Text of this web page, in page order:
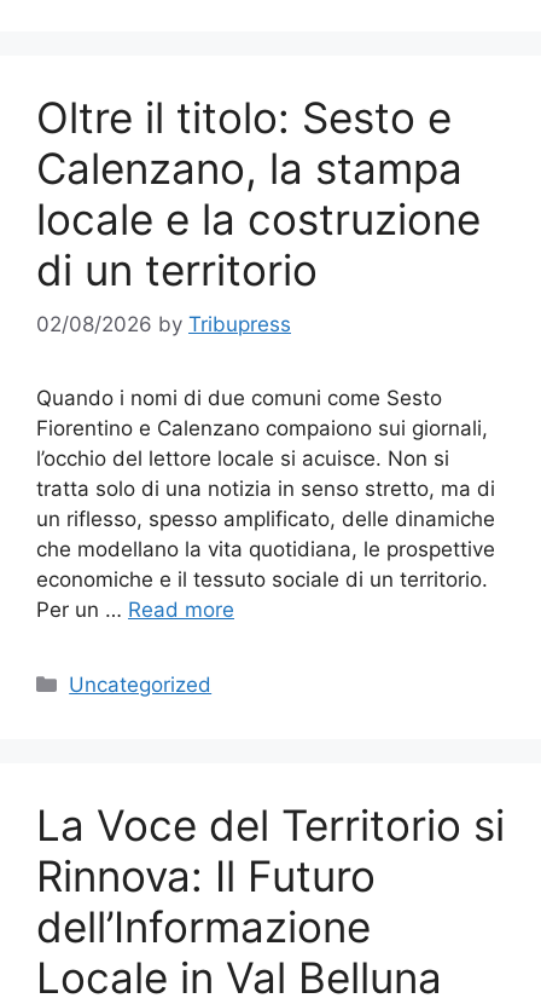
Oltre il titolo: Sesto e
Calenzano, la stampa
locale e la costruzione
di un territorio
02/08/2026 by Tribupress
Quando i nomi di due comuni come Sesto
Fiorentino e Calenzano compaiono sui giornali,
l’occhio del lettore locale si acuisce. Non si
tratta solo di una notizia in senso stretto, ma di
un riflesso, spesso amplificato, delle dinamiche
che modellano la vita quotidiana, le prospettive
economiche e il tessuto sociale di un territorio.
Per un … Read more
Categories
Uncategorized
La Voce del Territorio si
Rinnova: Il Futuro
dell’Informazione
Locale in Val Belluna